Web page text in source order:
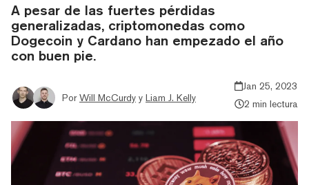
A pesar de las fuertes pérdidas
generalizadas, criptomonedas como
Dogecoin y Cardano han empezado el año
con buen pie.
Por Will McCurdy y Liam J. Kelly
Jan 25, 2023
2 min lectura